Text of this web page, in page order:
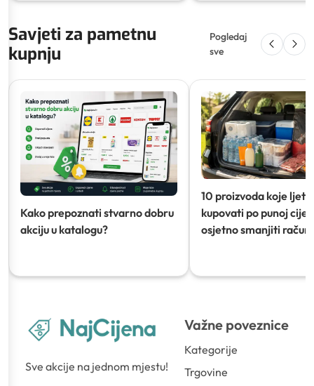
Savjeti za pametnu
kupnju
Pogledaj
sve
Kako prepoznati stvarno dobru
akciju u katalogu?
10 proizvoda koje ljeti
kupovati po punoj
osjetno smanjiti račun)
Sve akcije na jednom mjestu!
Važne poveznice
Kategorije
Trgovine